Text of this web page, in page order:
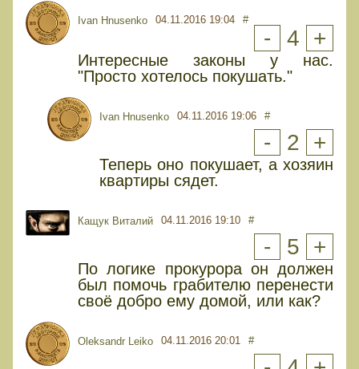
Ivan Hnusenko 04.11.2016 19:04 #
- 4 +
Интересные законы у нас.
"Просто хотелось покушать."
Ivan Hnusenko 04.11.2016 19:06 #
- 2 +
Теперь оно покушает, а хозяин
квартиры сядет.
Кащук Виталий 04.11.2016 19:10 #
- 5 +
По логике прокурора он должен
был помочь грабителю перенести
своё добро ему домой, или как?
Oleksandr Leiko 04.11.2016 20:01 #